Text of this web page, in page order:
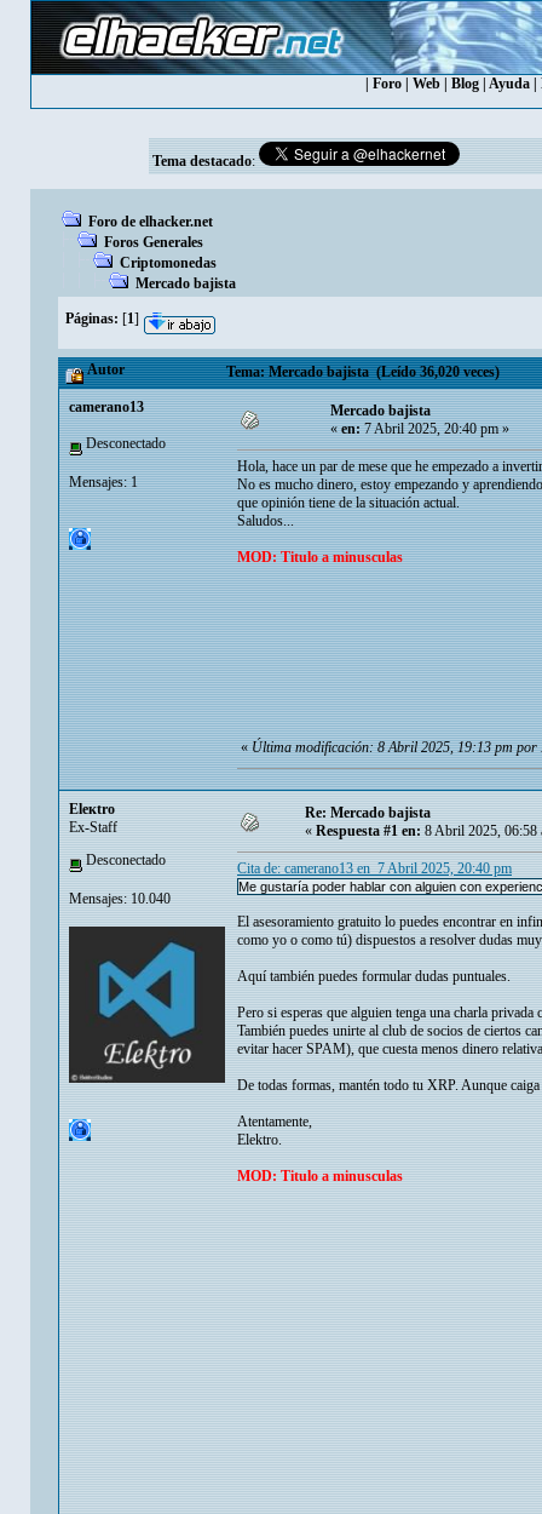
Foro| Web| Blog| Ayuda|
Tema destacado:
Foro de elhacker.net
Foros Generales
Criptomonedas
Mercado bajista
Páginas: [1]
Autor Tema: Mercado bajista (Leído 36,020 veces)
camerano13
Desconectado
Mensajes: 1
Mercado bajista
«en:7 Abril 2025, 20:40 pm »
Hola, hace un par de mese que he empezado a
No es mucho dinero, estoy empezando y
que opinión tiene de la situación actual.
Saludos...
MOD: Titulo a minusculas
«Última modificación: 8 Abril 2025, 19:13 pm por
Eleкtro
Ex-Staff
Desconectado
Mensajes: 10.040
Re: Mercado bajista
« Respuesta #1 en: 8 Abril 2025, 06:58
Cita de: camerano13 en 7 Abril 2025, 20:40 pm
Me gustaría poder hablar con alguien con
El asesoramiento gratuito lo puedes encontrar en
como yo o como tú) dispuestos a resolver dudas
Aquí también puedes formular dudas puntuales.
Pero si esperas que alguien tenga una charla
También puedes unirte al club de socios de ciertos
evitar hacer SPAM), que cuesta menos dinero
De todas formas, mantén todo tu XRP. Aunque
Atentamente,
Elektro.
MOD: Titulo a minusculas